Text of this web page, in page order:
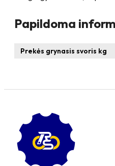
10
mm
T-
Papildoma
Prekės grynasis svoris kg